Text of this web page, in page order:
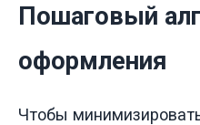
Пошаговый
оформления
Чтобы